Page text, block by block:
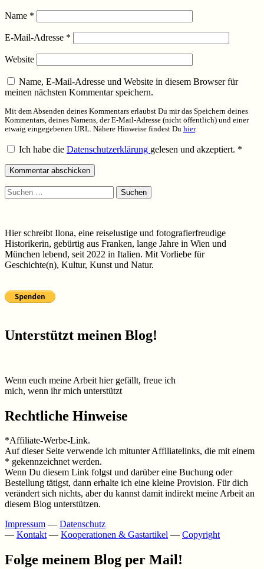
Name *
E-Mail-Adresse *
Website
Name, E-Mail-Adresse und Website in diesem Browser für
meinen nächsten Kommentar speichern.
Mit dem Absenden deines Kommentars erlaubst Du mir das Speichern deines
Kommentars, deines Namens, der E-Mail-Adresse (nicht öffentlich) und einer
etwaig eingegebenen URL. Nähere Hinweise findest Du hier.
Ich habe die Datenschutzerklärung gelesen und akzeptiert. *
Suchen
nach:
Hier schreibt Ilona, eine reiselustige und fotografierfreudige
Historikerin, gebürtig aus Franken, lange Jahre in Wien und
München lebend, seit 2022 in Italien. Mit Vorliebe für
Geschichte(n), Kultur, Kunst und Natur.
Unterstützt meinen Blog!
Wenn euch meine Arbeit hier gefällt, freue ich
mich, wenn ihr mich unterstützt
Rechtliche Hinweise
*Affiliate-Werbe-Link.
Auf dieser Seite verwende ich mitunter Affiliatelinks, die mit einem
* gekennzeichnet werden.
Wenn Du diesem Link folgst und darüber eine Buchung oder
Bestellung tätigst, dann erhalte ich eine kleine Provision. Für dich
verändert sich nichts, aber du kannst damit indirekt meine Arbeit an
diesem Blog unterstützen.
Impressum — Datenschutz
— Kontakt— Kooperationen & Gastartikel — Copyright
Folge meinem Blog per Mail!